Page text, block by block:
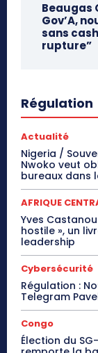
Beaugas
Gov’A,
sans
rupture”
Régulation
Actualité
Nigeria /
Nwoko veut
bureaux dans
AFRIQUE
Yves
hostile », un
leadership
Cybersécurité
Régulation :
Telegram
Congo
Élection du